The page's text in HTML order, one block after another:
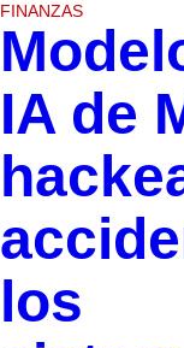
FINANZAS
IA de
los